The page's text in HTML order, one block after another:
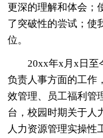
更深的理解和体会；
了突破性的尝试；使
位。
20xx年x月x日至
负责人事方面的工作
效管理、员工福利管
台，校园时期关于人
人力资源管理实操性